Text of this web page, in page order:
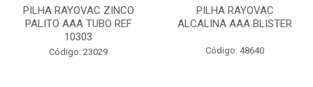
PILHA RAYOVAC ZINCO
PALITO AAA TUBO REF
10303
Código: 23029
PILHA RAYOVAC
ALCALINA AAA BLISTER
Código: 48640